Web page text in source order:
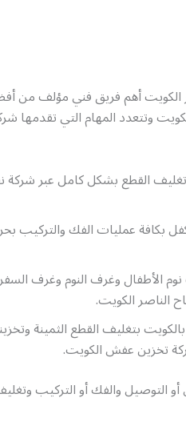
أهم فريق فني مؤلف من
وتتعدد المهام التي تقدمها
القطع بشكل كامل عبر شركة
بكافة عمليات الفك والتركيب
الأطفال وغرف النوم وغرف
الكويت.
بتغليف القطع الثمينة
تخزين عفش الكويت.
التوصيل والفك أو التركيب